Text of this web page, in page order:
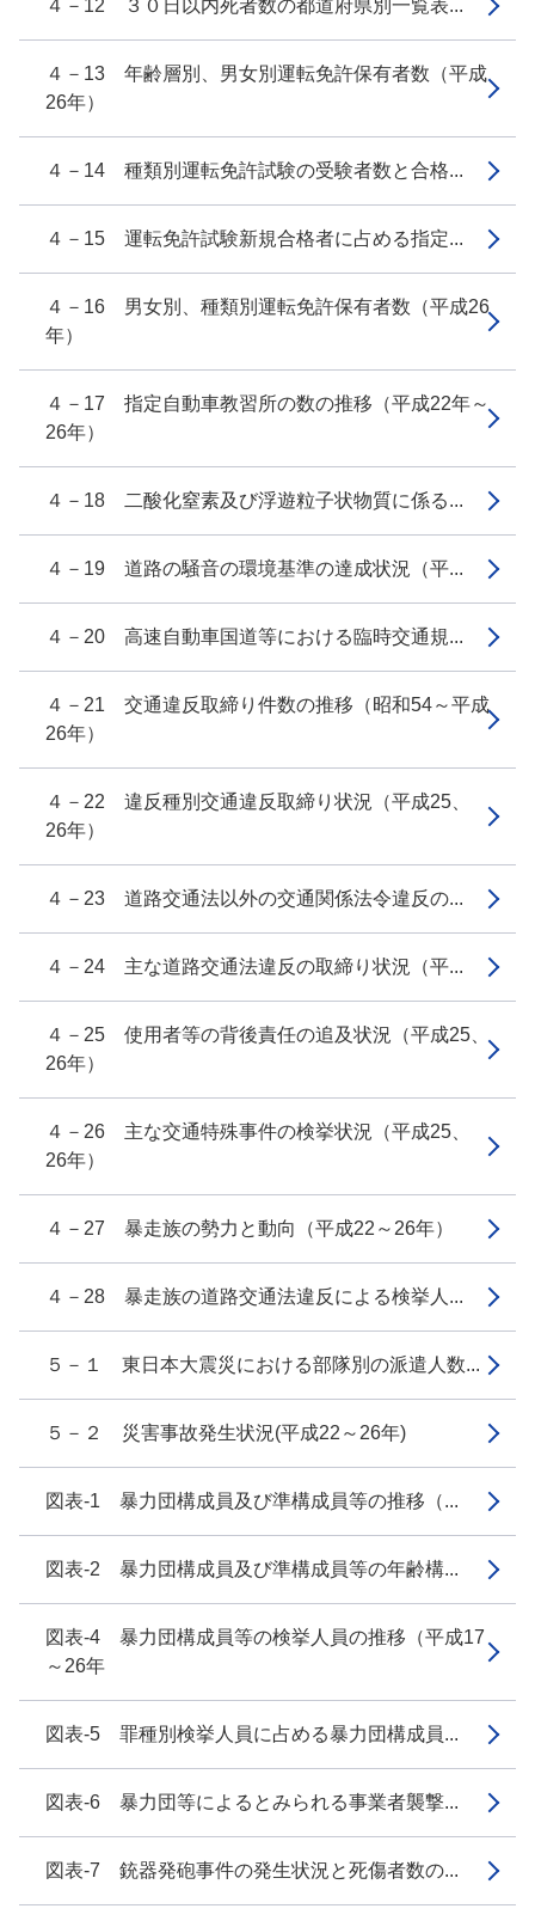
４－12 ３０日以内死者数の都道府県別一覧表...
４－13 年齢層別、男女別運転免許保有者数（平成
26年）
４－14 種類別運転免許試験の受験者数と合格...
４－15 運転免許試験新規合格者に占める指定...
４－16 男女別、種類別運転免許保有者数（平成26
年）
４－17 指定自動車教習所の数の推移（平成22年～
26年）
４－18 二酸化窒素及び浮遊粒子状物質に係る...
４－19 道路の騒音の環境基準の達成状況（平...
４－20 高速自動車国道等における臨時交通規...
４－21 交通違反取締り件数の推移（昭和54～平成
26年）
４－22 違反種別交通違反取締り状況（平成25、
26年）
４－23 道路交通法以外の交通関係法令違反の...
４－24 主な道路交通法違反の取締り状況（平...
４－25 使用者等の背後責任の追及状況（平成25、
26年）
４－26 主な交通特殊事件の検挙状況（平成25、
26年）
４－27 暴走族の勢力と動向（平成22～26年）
４－28 暴走族の道路交通法違反による検挙人...
５－１ 東日本大震災における部隊別の派遣人数...
５－２ 災害事故発生状況(平成22～26年)
図表-1 暴力団構成員及び準構成員等の推移（...
図表-2 暴力団構成員及び準構成員等の年齢構...
図表-4 暴力団構成員等の検挙人員の推移（平成17
～26年
図表-5 罪種別検挙人員に占める暴力団構成員...
図表-6 暴力団等によるとみられる事業者襲撃...
図表-7 銃器発砲事件の発生状況と死傷者数の...